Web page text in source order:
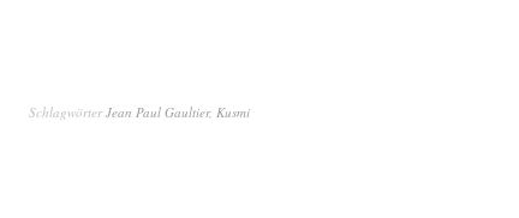
SchlagwörterJean Paul Gaultier, Kusmi